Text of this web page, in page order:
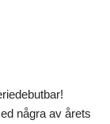
några av årets